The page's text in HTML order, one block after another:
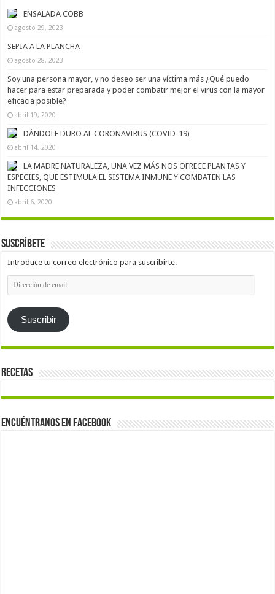
ENSALADA COBB
agosto 29, 2023
SEPIA A LA PLANCHA
agosto 28, 2023
Soy una persona mayor, y no deseo ser una víctima más ¿Qué puedo
hacer para estar preparada y poder combatir mejor el virus con la mayor
eficacia posible?
abril 19, 2020
DÁNDOLE DURO AL CORONAVIRUS (COVID-19)
abril 14, 2020
LA MADRE NATURALEZA, UNA VEZ MÁS NOS OFRECE PLANTAS Y
ESPECIES, QUE ESTIMULA EL SISTEMA INMUNE Y COMBATEN LAS
INFECCIONES
abril 6, 2020
Suscríbete
Introduce tu correo electrónico para suscribirte.
Dirección
de
Suscribir
Recetas
Encuéntranos en Facebook